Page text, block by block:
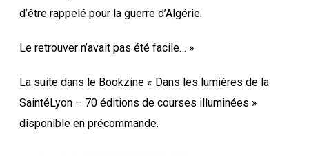
d’être rappelé pour la guerre d’Algérie.
Le retrouver n’avait pas été facile… »
La suite dans le Bookzine « Dans les lumières de la
SaintéLyon – 70 éditions de courses illuminées »
disponible en précommande.